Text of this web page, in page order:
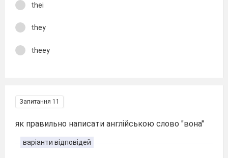
thei
they
theey
Запитання 11
як правильно написати англійською слово "вона"
варіанти відповідей